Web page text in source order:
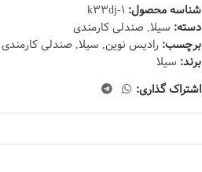
شناسه محصول: k33dj-1
دسته: سیلا,صندلی کارمندی
برچسب: رادیس نوین, سیلا,صندلی کارمندی
برند: سیلا
اشتراک گذاری: